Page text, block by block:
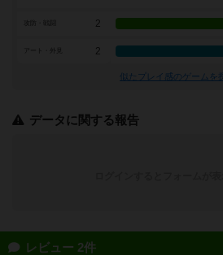
2
アート・外見 2
似たプレイ感のゲームを
データに関する報告
レビュー 2件